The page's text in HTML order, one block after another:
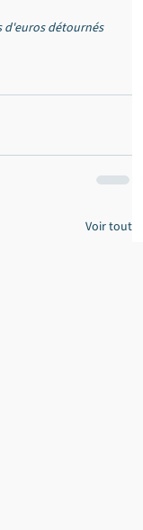
d'euros détournés
Voir tout